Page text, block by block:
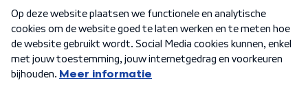
Algemene voorwaarden